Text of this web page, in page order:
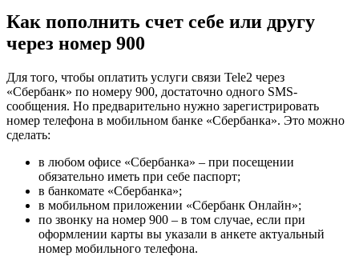
Как пополнить счет себе или другу
через номер 900
Для того, чтобы оплатить услуги связи Tele2 через
«Сбербанк» по номеру 900, достаточно одного SMS-
сообщения. Но предварительно нужно зарегистрировать
номер телефона в мобильном банке «Сбербанка». Это можно
сделать:
в любом офисе «Сбербанка» – при посещении
обязательно иметь при себе паспорт;
в банкомате «Сбербанка»;
в мобильном приложении «Сбербанк Онлайн»;
по звонку на номер 900 – в том случае, если при
оформлении карты вы указали в анкете актуальный
номер мобильного телефона.